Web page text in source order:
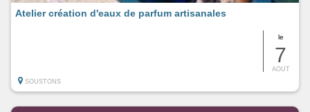
le
7
AOUT
Atelier création d'eaux de parfum artisanales
SOUSTONS